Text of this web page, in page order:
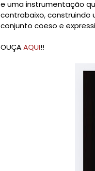
e uma instrumentação
contrabaixo, construindo
conjunto coeso e
OUÇAAQUI!!